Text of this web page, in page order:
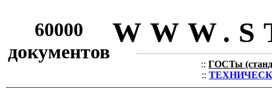
60000
документов
:: ГОСТы
::